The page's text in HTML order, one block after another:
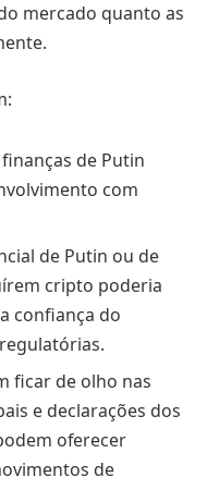
mercado quanto as
de Putin
com
de Putin ou de
cripto poderia
confiança do
ficar de olho nas
e declarações dos
oferecer
de